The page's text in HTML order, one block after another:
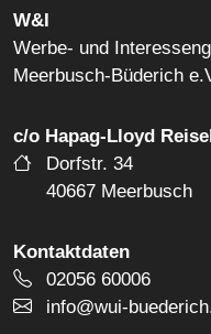
W&I
Werbe- und
Meerbusch-Büderich
c/o Hapag-Lloyd
Dorfstr. 34
40667 Meerbusch
Kontaktdaten
Telefonnummer
02056 60006
E-Mail Adresse
info@wui-